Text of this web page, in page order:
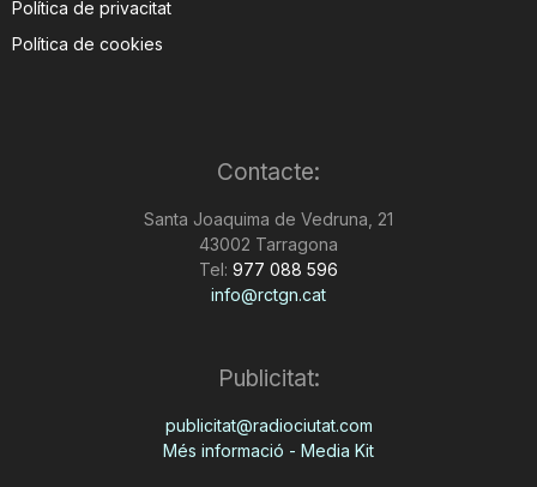
Política de privacitat
Política de cookies
Contacte:
Santa Joaquima de Vedruna, 21
43002 Tarragona
Tel: 977 088 596
info@rctgn.cat
Publicitat:
publicitat@radiociutat.com
Més informació - Media Kit